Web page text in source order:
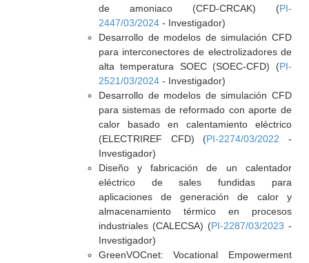
de amoniaco (CFD-CRCAK) (PI-
2447/03/2024- Investigador)
Desarrollo de modelos de simulación CFD
para interconectores de electrolizadores de
alta temperatura SOEC (SOEC-CFD) (PI-
2521/03/2024- Investigador)
Desarrollo de modelos de simulación CFD
para sistemas de reformado con aporte de
calor basado en calentamiento eléctrico
(ELECTRIREF CFD) (PI-2274/03/2022 -
Investigador)
Diseño y fabricación de un calentador
eléctrico de sales fundidas para
aplicaciones de generación de calor y
almacenamiento térmico en procesos
industriales (CALECSA) (PI-2287/03/2023 -
Investigador)
GreenVOCnet: Vocational Empowerment